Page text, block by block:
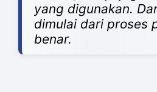
yang digunakan.
dimulai dari proses
benar.